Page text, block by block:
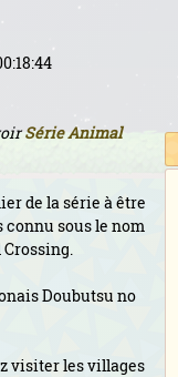
Série Animal
de la série à être
connu sous le nom
Doubutsu no
visiter les villages